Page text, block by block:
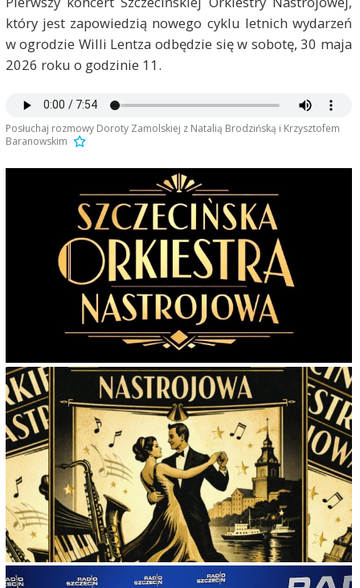
który jest zapowiedzią nowego cyklu letnich wydarzeń
w ogrodzie Willi Lentza odbędzie się w sobotę, 30 maja
2026 roku o godzinie 11.
Posłuchaj rozmowy Doroty Zamolskiej z Natalią Brodzińską i Krzysztofem
Baranowskim